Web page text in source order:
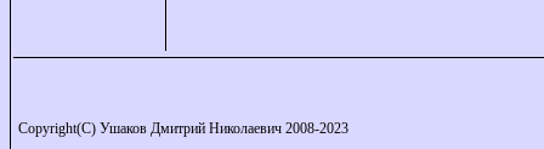
Copyright(C) Ушаков Дмитрий Николаевич 2008-2023